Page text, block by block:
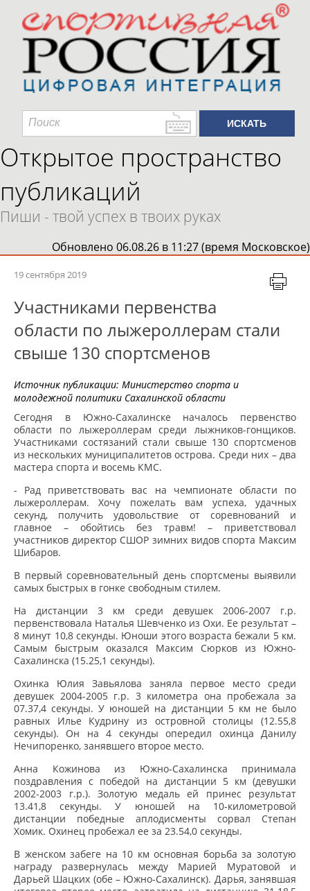
Открытое пространство
публикаций
Пиши - твой успех в твоих руках
Обновлено 06.08.26 в 11:27 (время Московское)
19 сентября 2019
Участниками первенства
области по лыжероллерам стали
свыше 130 спортсменов
Источник публикации: Министерство спорта и
молодежной политики Сахалинской области
Сегодня в Южно-Сахалинске началось первенство
области по лыжероллерам среди лыжников-гонщиков.
Участниками состязаний стали свыше 130 спортсменов
из нескольких муниципалитетов острова. Среди них – два
мастера спорта и восемь КМС.
- Рад приветствовать вас на чемпионате области по
лыжероллерам. Хочу пожелать вам успеха, удачных
секунд, получить удовольствие от соревнований и
главное – обойтись без травм! – приветствовал
участников директор СШОР зимних видов спорта Максим
Шибаров.
В первый соревновательный день спортсмены выявили
самых быстрых в гонке свободным стилем.
На дистанции 3 км среди девушек 2006-2007 г.р.
первенствовала Наталья Шевченко из Охи. Ее результат –
8 минут 10,8 секунды. Юноши этого возраста бежали 5 км.
Самым быстрым оказался Максим Сюрков из Южно-
Сахалинска (15.25,1 секунды).
Охинка Юлия Завьялова заняла первое место среди
девушек 2004-2005 г.р. 3 километра она пробежала за
07.37,4 секунды. У юношей на дистанции 5 км не было
равных Илье Кудрину из островной столицы (12.55,8
секунды). Он на 4 секунды опередил охинца Данилу
Нечипоренко, занявшего второе место.
Анна Кожинова из Южно-Сахалинска принимала
поздравления с победой на дистанции 5 км (девушки
2002-2003 г.р.). Золотую медаль ей принес результат
13.41,8 секунды. У юношей на 10-километровой
дистанции победные аплодисменты сорвал Степан
Хомик. Охинец пробежал ее за 23.54,0 секунды.
В женском забеге на 10 км основная борьба за золотую
награду развернулась между Марией Муратовой и
Дарьей Шацких (обе – Южно-Сахалинск). Дарья, занявшая